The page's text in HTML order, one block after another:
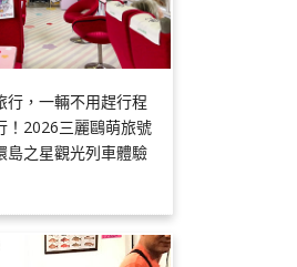
行，一輛不用趕行程
！2026三麗鷗萌旅號
島之星觀光列車體驗